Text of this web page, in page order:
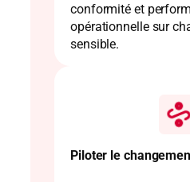
conformité et
opérationnelle sur
sensible.
Piloter le